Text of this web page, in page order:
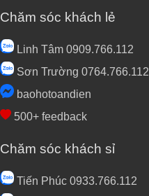
Chăm sóc khách lẻ
Linh Tâm 0909.766.112
Sơn Trường 0764.766.112
baohotoandien
500+ feedback
Chăm sóc khách sỉ
Tiến Phúc 0933.766.112